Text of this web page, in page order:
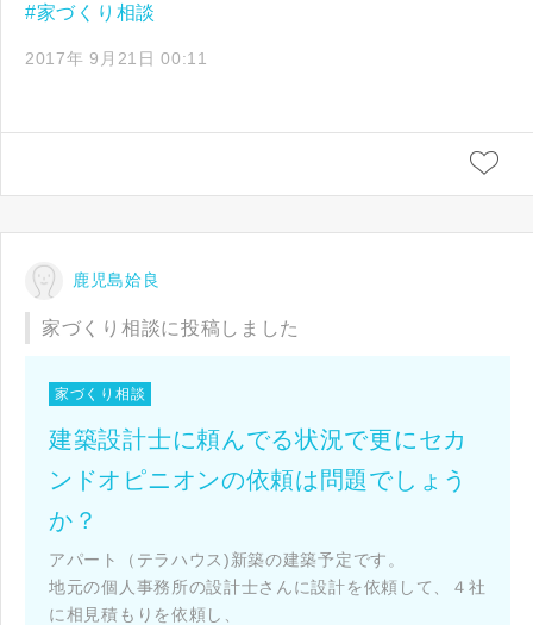
#家づくり相談
2017年 9月21日 00:11
鹿児島姶良
家づくり相談に投稿しました
家づくり相談
建築設計士に頼んでる状況で更にセカ
ンドオピニオンの依頼は問題でしょう
か？
アパート（テラハウス)新築の建築予定です。
地元の個人事務所の設計士さんに設計を依頼して、４社
に相見積もりを依頼し、